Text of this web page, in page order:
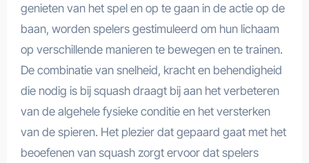
genieten van het spel en op te gaan in de actie op de
baan, worden spelers gestimuleerd om hun lichaam
op verschillende manieren te bewegen en te trainen.
De combinatie van snelheid, kracht en behendigheid
die nodig is bij squash draagt bij aan het verbeteren
van de algehele fysieke conditie en het versterken
van de spieren. Het plezier dat gepaard gaat met het
beoefenen van squash zorgt ervoor dat spelers